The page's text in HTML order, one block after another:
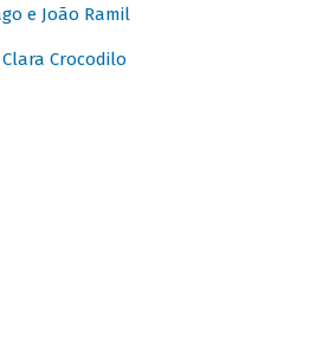
e João Ramil
Crocodilo